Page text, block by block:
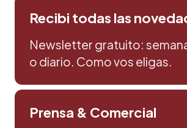
Recibi todas las
Newsletter gratuito:
o diario. Como vos eligas.
Prensa & Comercial